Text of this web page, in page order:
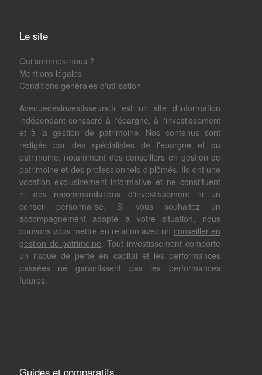
Le site
Qui sommes-nous ?
Mentions légales
Conditions générales d'utilisation
Avenuedesinvestisseurs.fr est un site d'information
indépendant consacré à l'épargne, à l'investissement
et à la gestion de patrimoine. Nos contenus sont
rédigés par des spécialistes de l'épargne et du
patrimoine, notamment des conseillers en gestion de
patrimoine et des professionnels diplômés. Ils ont une
vocation exclusivement informative et ne constituent
ni des recommandations d'investissement ni un
conseil personnalisé. Si vous souhaitez un
accompagnement adapté à votre situation, nous
pouvons vous mettre en relation avec un conseiller en
gestion de patrimoine. Tout investissement comporte
un risque de perte en capital et les performances
passées ne garantissent pas les performances
futures.
Guides et comparatifs